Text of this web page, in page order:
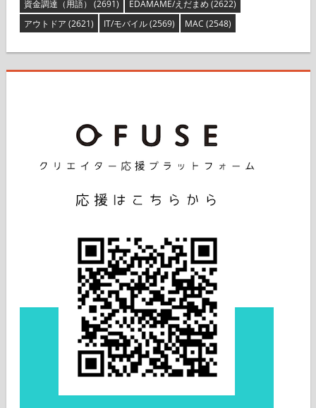
資金調達（用語） (2691) EDAMAME/えだまめ (2622)
アウトドア (2621) IT/モバイル(2569) MAC (2548)